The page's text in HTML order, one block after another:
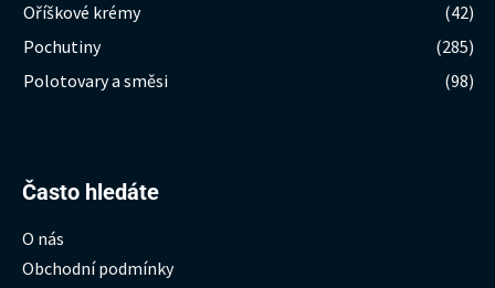
Oříškové krémy
(42)
Pochutiny
(285)
Polotovary a směsi
(98)
Často hledáte
O nás
Obchodní podmínky
Hledat: